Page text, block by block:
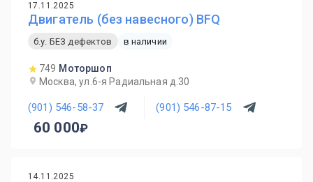
17.11.2025
Двигатель (без навесного) BFQ
б.у. БЕЗ дефектов в наличии
749 Моторшоп
Москва, ул.6-я Радиальная д.30
(901) 546-58-37 (901) 546-87-15
60 000
14.11.2025